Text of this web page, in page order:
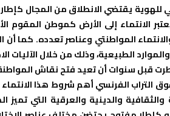
يقتضي الانطلاق من المجال
الانتماء إلى الأرض كموطن المقوم
المواطنتي وعناصر تعدده. كما
الطبيعية، وذلك من خلال الآليات
قبل سنوات أن تعيد فتح نقاش
التراب الفرنسي أهم شروط هذا
والثقافية والدينية والعرقية التي